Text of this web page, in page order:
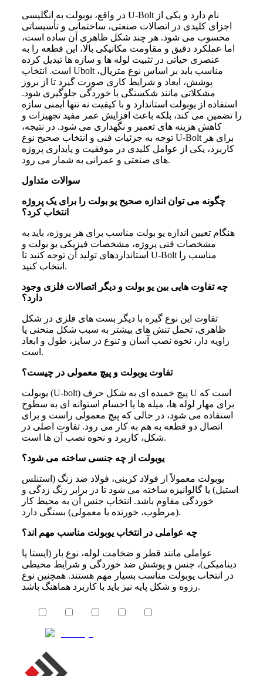
در واقع، یوبولت به انگلیسی U-Bolt نام دارد و یکی از
اجزای کلیدی در اتصالات صنعتی، ساختمانی و تأسیساتی
محسوب می‌ شود. هر چند شکل ظاهری آن ساده است،
اما عملکرد دقیق و مقاومت مکانیکی بالا، این قطعه را به
عنصری حیاتی در تثبیت لوله‌ ها و سازه‌ ها تبدیل کرده
است. انتخاب Ubolt مناسب باید بر اساس نوع متریال،
پوشش، ابعاد و شرایط کاری صورت گیرد تا از بروز
مشکلاتی مانند شکستگی یا خوردگی جلوگیری شود.
استفاده از یوبولت استاندارد و با کیفیت نه‌ تنها ایمنی سازه
را تضمین می‌ کند، بلکه باعث افزایش عمر مفید تجهیزات و
کاهش هزینه‌ های تعمیر و نگهداری می‌ شود. در نتیجه،
توجه به جزئیات فنی و انتخاب صحیح نوع U-Bolt برای هر
کاربرد، یکی از عوامل کلیدی در موفقیت و پایداری پروژه‌
های صنعتی و عمرانی به‌ شمار می‌ رود.
سوالات متداول
چگونه می‌ توان اندازه صحیح یو بولت را برای یک پروژه
انتخاب کرد؟
هنگام تعیین اندازه یو بولت مناسب برای هر پروژه، باید به
مشخصات فنی پروژه، مشخصات فیزیکی یو بولت و
استانداردهای تولید آن توجه کنید تا U-Bolt مناسب را
انتخاب کنید.
چه تفاوت‌ هایی بین یو بولت و دیگر اتصالات فلزی وجود
دارد؟
تفاوت این نوع گیره با دیگر بست های فلزی در شکل
ظاهری، تحمل تنش های بیشتر به سبب شکل منحنی یا
زاویه دار، نحوه نصب آسان و تنوع در سایز، طول و ابعاد
است.
تفاوت یوبولت و پیچ معمولی در چیست؟
یوبولت (U-bolt) پیچ خمیده‌ ای به شکل حرف U است که
برای مهار لوله‌ ها، میله‌ ها یا اجسام استوانه‌ ای به سطوح
استفاده می‌ شود، در حالی‌ که پیچ معمولی راست و برای
اتصال دو قطعه به هم به‌ کار می‌ رود. تفاوت اصلی در
شکل، کاربرد و نحوه‌ نصب آن‌ ها است.
یوبولت از چه جنسی ساخته می شود؟
یوبولت معمولاً از فولاد کربنی، فولاد ضد زنگ (استنلس
استیل) یا گالوانیزه ساخته می‌ شود تا در برابر زنگ‌ زدگی و
خوردگی مقاوم باشد. انتخاب جنس آن به محیط کار
(مرطوب، خورنده یا معمولی) بستگی دارد.
چه عواملی در انتخاب یوبولت مناسب مهم اند؟
عواملی مانند قطر و ضخامت لوله، نوع بار (ایستا یا
دینامیکی)، جنس و پوشش ضد خوردگی و شرایط محیطی
در انتخاب یوبولت مناسب بسیار مهم‌ هستند. همچنین نوع
رزوه و شکل پایه نیز باید با کاربرد هماهنگ باشد.